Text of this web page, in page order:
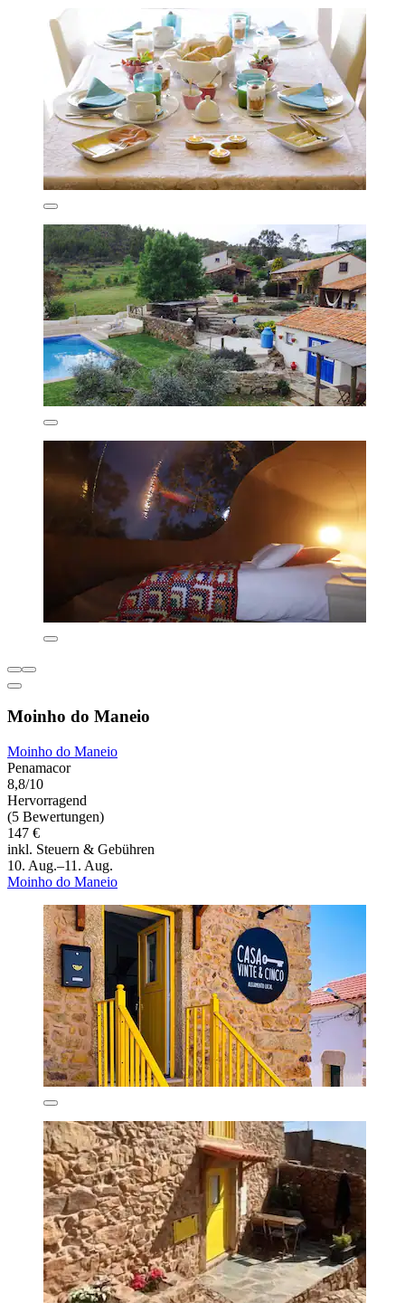
Moinho do Maneio
Moinho do Maneio
Penamacor
8,8/10
Hervorragend
(5 Bewertungen)
147 €
inkl. Steuern & Gebühren
10. Aug.–11. Aug.
Moinho do Maneio